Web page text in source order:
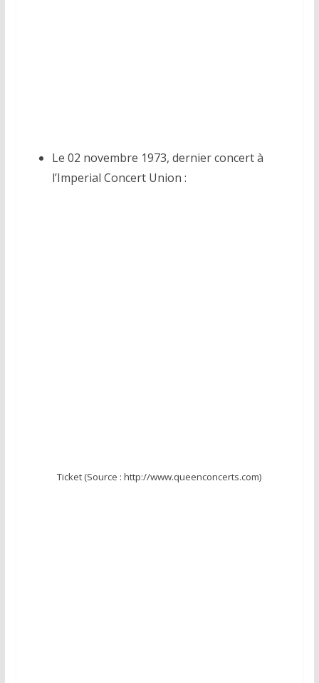
Le 02 novembre 1973, dernier concert à
l’Imperial Concert Union :
Ticket (Source : http://www.queenconcerts.com)